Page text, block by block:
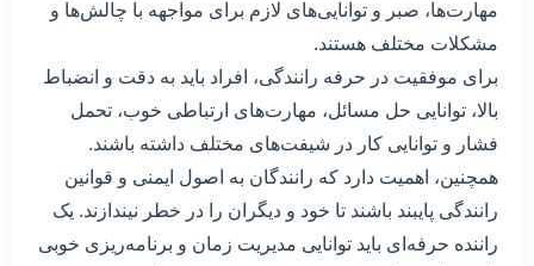
مهارت‌ها، صبر و توانایی‌های لازم برای مواجهه با چالش‌ها و
مشکلات مختلف هستند.
برای موفقیت در حرفه رانندگی، افراد باید به دقت و انضباط
بالا، توانایی حل مسائل، مهارت‌های ارتباطی خوب، تحمل
فشار و توانایی کار در شیفت‌های مختلف داشته باشند.
همچنین، اهمیت دارد که رانندگان به اصول ایمنی و قوانین
رانندگی پایبند باشند تا خود و دیگران را در خطر نیندازند. یک
راننده حرفه‌ای باید توانایی مدیریت زمان و برنامه‌ریزی خوبی